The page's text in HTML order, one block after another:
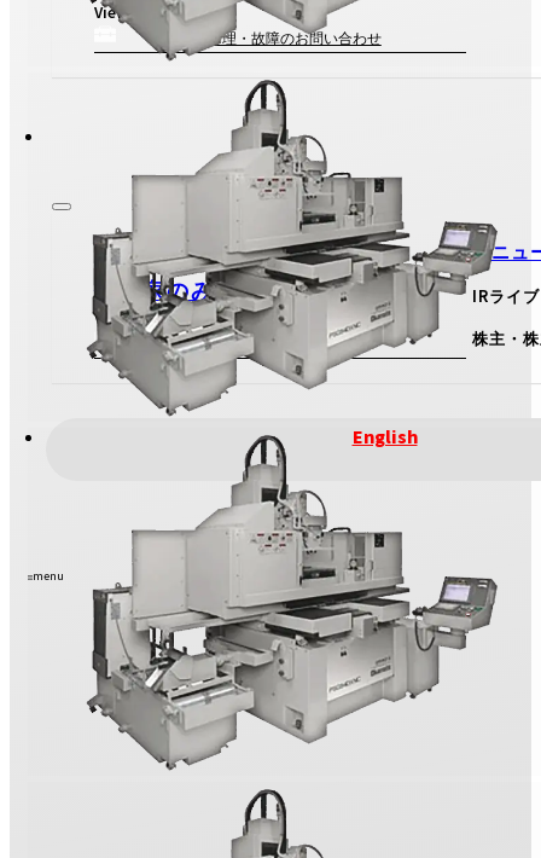
View More
修理・故障のお問い合わせ
投資家のみなさまへ
View More
IRのお問い合わせ
IRニュ
IRライ
株主・
English
menu